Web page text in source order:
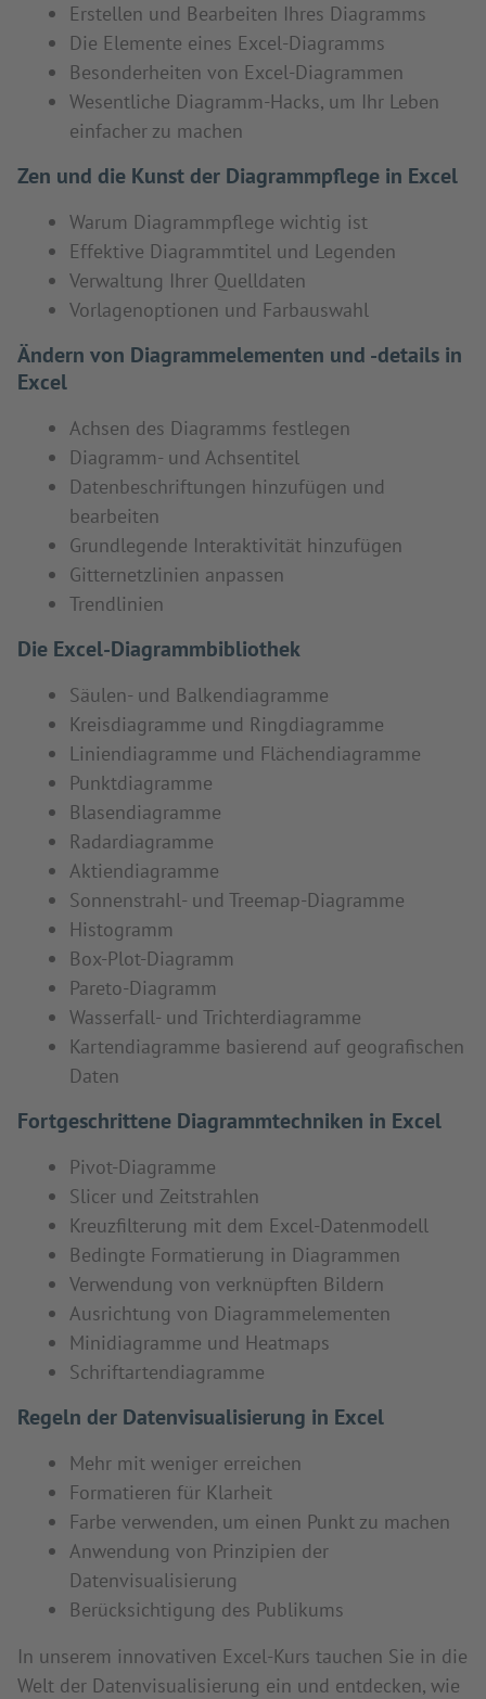
Erstellen und Bearbeiten Ihres Diagramms
Die Elemente eines Excel-Diagramms
Besonderheiten von Excel-Diagrammen
Wesentliche Diagramm-Hacks, um Ihr Leben
einfacher zu machen
Zen und die Kunst der Diagrammpflege in Excel
Warum Diagrammpflege wichtig ist
Effektive Diagrammtitel und Legenden
Verwaltung Ihrer Quelldaten
Vorlagenoptionen und Farbauswahl
Ändern von Diagrammelementen und -details in
Excel
Achsen des Diagramms festlegen
Diagramm- und Achsentitel
Datenbeschriftungen hinzufügen und
bearbeiten
Grundlegende Interaktivität hinzufügen
Gitternetzlinien anpassen
Trendlinien
Die Excel-Diagrammbibliothek
Säulen- und Balkendiagramme
Kreisdiagramme und Ringdiagramme
Liniendiagramme und Flächendiagramme
Punktdiagramme
Blasendiagramme
Radardiagramme
Aktiendiagramme
Sonnenstrahl- und Treemap-Diagramme
Histogramm
Box-Plot-Diagramm
Pareto-Diagramm
Wasserfall- und Trichterdiagramme
Kartendiagramme basierend auf geografischen
Daten
Fortgeschrittene Diagrammtechniken in Excel
Pivot-Diagramme
Slicer und Zeitstrahlen
Kreuzfilterung mit dem Excel-Datenmodell
Bedingte Formatierung in Diagrammen
Verwendung von verknüpften Bildern
Ausrichtung von Diagrammelementen
Minidiagramme und Heatmaps
Schriftartendiagramme
Regeln der Datenvisualisierung in Excel
Mehr mit weniger erreichen
Formatieren für Klarheit
Farbe verwenden, um einen Punkt zu machen
Anwendung von Prinzipien der
Datenvisualisierung
Berücksichtigung des Publikums
In unserem innovativen Excel-Kurs tauchen Sie in die
Welt der Datenvisualisierung ein und entdecken, wie